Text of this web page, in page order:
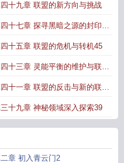
万界神 主万界神主神龙排名万界
读万界神主八大神龙万界神主玉玲
龙系统
十九章 联盟的新方向与挑战
十七章 探寻黑暗之源的封印之
十五章 联盟的危机与转机45
十三章 灵能平衡的维护与联盟
挑战43
十一章 联盟的反击与新的联盟
41
十九章 神秘领域深入探索39
章 初入青云门2